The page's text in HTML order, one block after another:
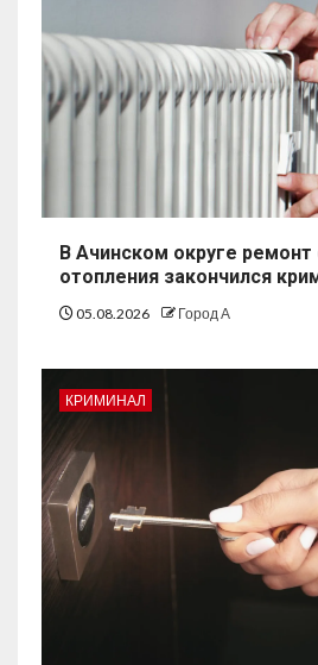
В Ачинском округе
отопления закончился
05.08.2026 Город А
КРИМИНАЛ